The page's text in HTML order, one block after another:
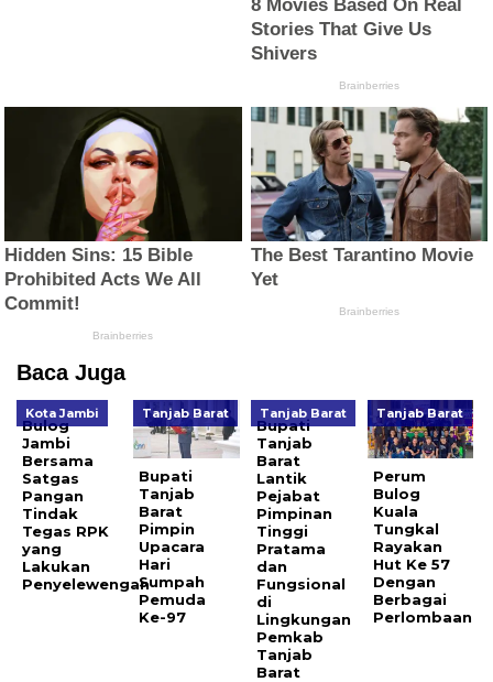
Baca Juga
Kota Jambi
Bulog
Jambi
Bersama
Satgas
Pangan
Tindak
Tegas RPK
yang
Lakukan
Penyelewengan
Tanjab Barat
Bupati
Tanjab
Barat
Pimpin
Upacara
Hari
Sumpah
Pemuda
Ke-97
Tanjab Barat
Bupati
Tanjab
Barat
Lantik
Pejabat
Pimpinan
Tinggi
Pratama
dan
Fungsional
di
Lingkungan
Pemkab
Tanjab
Barat
Tanjab Barat
Perum
Bulog
Kuala
Tungkal
Rayakan
Hut Ke 57
Dengan
Berbagai
Perlombaan